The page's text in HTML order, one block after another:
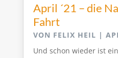
April ´21 – die
Fahrt
VON FELIX HEIL |
Und schon wieder ist